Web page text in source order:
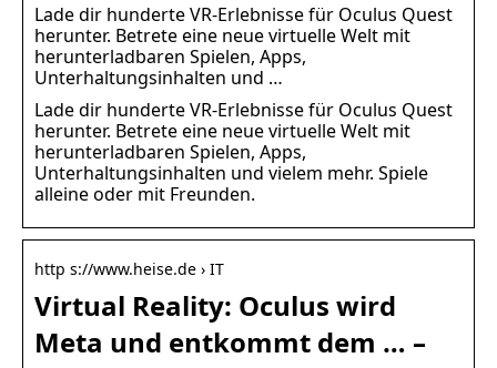
Lade dir hunderte VR-Erlebnisse für Oculus Quest
herunter. Betrete eine neue virtuelle Welt mit
herunterladbaren Spielen, Apps,
Unterhaltungsinhalten und …
Lade dir hunderte VR-Erlebnisse für Oculus Quest
herunter. Betrete eine neue virtuelle Welt mit
herunterladbaren Spielen, Apps,
Unterhaltungsinhalten und vielem mehr. Spiele
alleine oder mit Freunden.
http s://www.heise.de › IT
Virtual Reality: Oculus wird
Meta und entkommt dem … –